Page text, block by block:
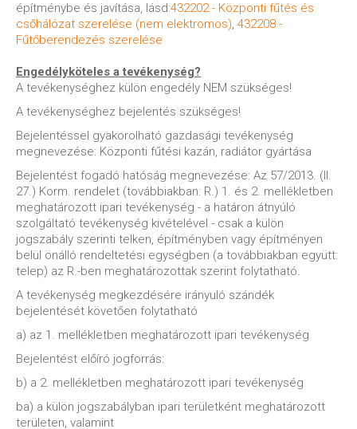
építménybe és javítása, lásd:432202 - Központi fűtés és
csőhálózat szerelése (nem elektromos), 432208 -
Fűtőberendezés szerelése
Engedélyköteles a tevékenység?
A tevékenységhez külön engedély NEM szükséges!
A tevékenységhez bejelentés szükséges!
Bejelentéssel gyakorolható gazdasági tevékenység
megnevezése: Központi fűtési kazán, radiátor gyártása
Bejelentést fogadó hatóság megnevezése: Az 57/2013. (II.
27.) Korm. rendelet (továbbiakban: R.) 1. és 2. mellékletben
meghatározott ipari tevékenység - a határon átnyúló
szolgáltató tevékenység kivételével - csak a külön
jogszabály szerinti telken, építményben vagy építményen
belül önálló rendeltetési egységben (a továbbiakban együtt:
telep) az R.-ben meghatározottak szerint folytatható.
A tevékenység megkezdésére irányuló szándék
bejelentését követően folytatható
a) az 1. mellékletben meghatározott ipari tevékenység
Bejelentést előíró jogforrás:
b) a 2. mellékletben meghatározott ipari tevékenység
ba) a külön jogszabályban ipari területként meghatározott
területen, valamint